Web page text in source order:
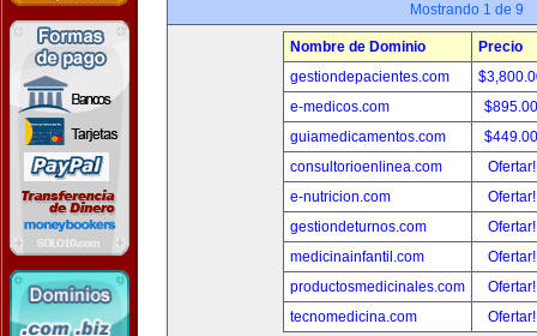
Mostrando 1 de 9
Nombre de Dominio
Precio
gestiondepacientes.com
e-medicos.com
guiamedicamentos.com
consultorioenlinea.com
e-nutricion.com
gestiondeturnos.com
medicinainfantil.com
productosmedicinales.com
tecnomedicina.com